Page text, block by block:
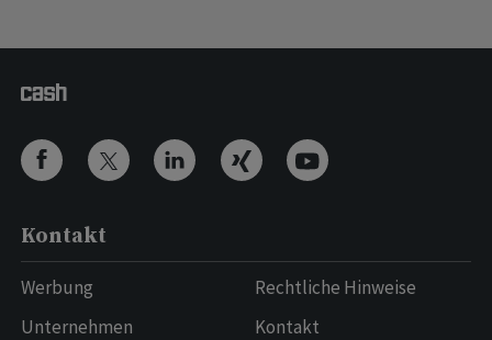
Kontakt
Werbung
Unternehmen
Rechtliche Hinweise
Kontakt